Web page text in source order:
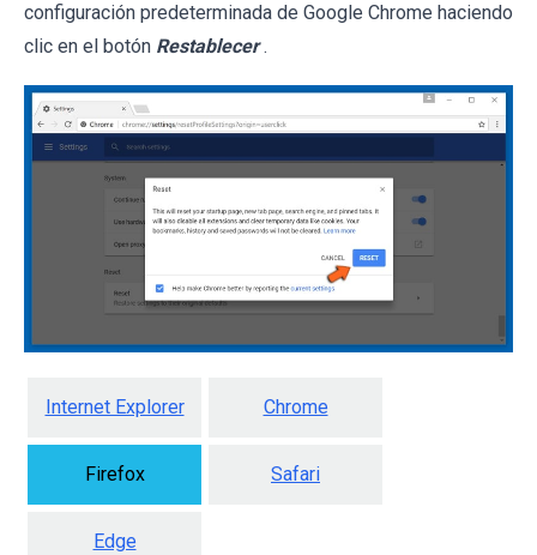
configuración predeterminada de Google Chrome haciendo
clic en el botón Restablecer .
Internet Explorer Chrome
Firefox Safari
Edge